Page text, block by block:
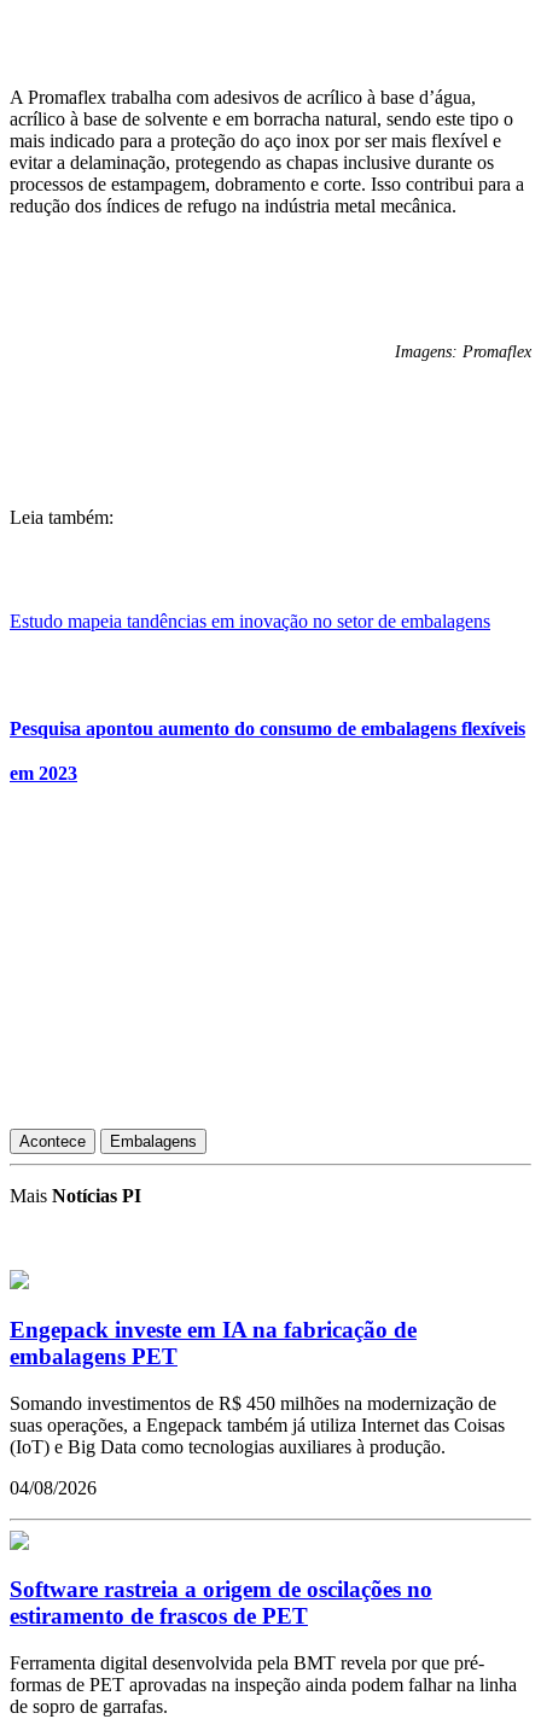
A Promaflex trabalha com adesivos de acrílico à base d’água,
acrílico à base de solvente e em borracha natural, sendo este tipo o
mais indicado para a proteção do aço inox por ser mais flexível e
evitar a delaminação, protegendo as chapas inclusive durante os
processos de estampagem, dobramento e corte. Isso contribui para a
redução dos índices de refugo na indústria metal mecânica.
Imagens: Promaflex
Leia também:
Estudo mapeia tandências em inovação no setor de embalagens
Pesquisa apontou aumento do consumo de embalagens flexíveis
em 2023
Acontece Embalagens
Mais Notícias PI
Engepack investe em IA na fabricação de
embalagens PET
Somando investimentos de R$ 450 milhões na modernização de
suas operações, a Engepack também já utiliza Internet das Coisas
(IoT) e Big Data como tecnologias auxiliares à produção.
04/08/2026
Software rastreia a origem de oscilações no
estiramento de frascos de PET
Ferramenta digital desenvolvida pela BMT revela por que pré-
formas de PET aprovadas na inspeção ainda podem falhar na linha
de sopro de garrafas.